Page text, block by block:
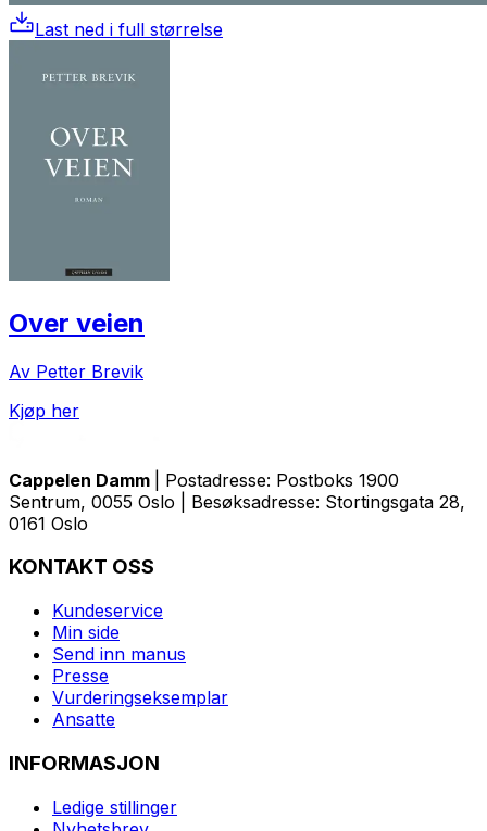
Last ned i full størrelse
Over veien
Av Petter Brevik
Kjøp her
Cappelen Damm
| Postadresse: Postboks 1900
Sentrum, 0055 Oslo | Besøksadresse: Stortingsgata 28,
0161 Oslo
KONTAKT OSS
Kundeservice
Min side
Send inn manus
Presse
Vurderingseksemplar
Ansatte
INFORMASJON
Ledige stillinger